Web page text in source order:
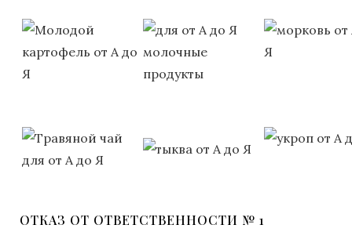
ОТКАЗ ОТ ОТВЕТСТВЕННОСТИ № 1